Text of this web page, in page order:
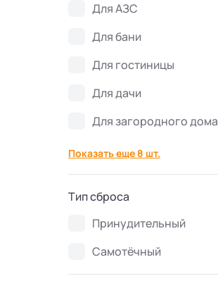
Септики Flotenk STA
Септики Топас-С
Септики Оптима 30
Септики Генезис
Для АЗС
Для бани
Для гостиницы
Для дачи
Для загородного дома
Показать еще 8 шт.
Тип сброса
Принудительный
Самотёчный